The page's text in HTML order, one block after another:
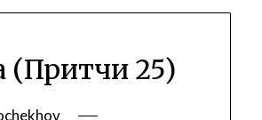
(Притчи 25)